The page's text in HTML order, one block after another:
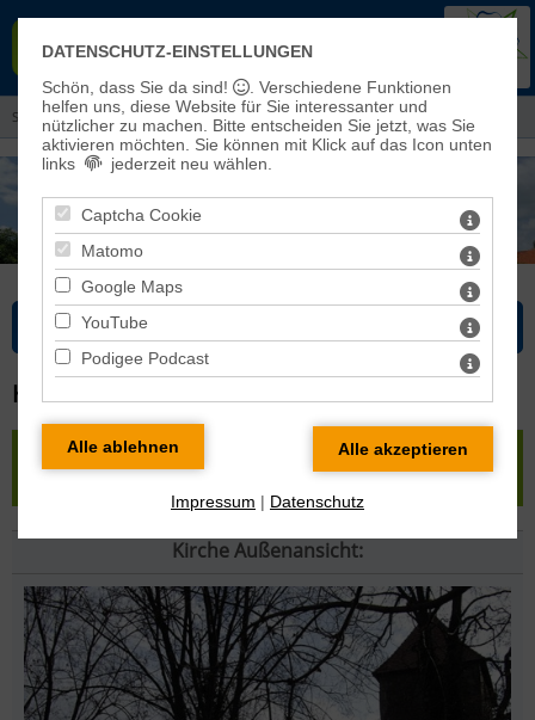
EISLEBEN-SÖMMERDA
Sie sind hier: Kirchenkreis > Pfarrbereiche und Kirchengemeinden
Bitte wählen Sie...
HEILIGENTHAL
« zurück|Karte| Pfarrbereich Gerbstedt»
Kirche Außenansicht:
DATENSCHUTZ-EINSTELLUNGEN
Schön, dass Sie da sind!
. Verschiedene Funktionen
helfen uns, diese Website für Sie interessanter und
nützlicher zu machen.
Bitte entscheiden Sie jetzt, was Sie
aktivieren möchten. Sie können mit Klick auf das Icon unten
links
jederzeit neu wählen.
Captcha Cookie
Matomo
Google Maps
YouTube
Podigee Podcast
Impressum | Datenschutz